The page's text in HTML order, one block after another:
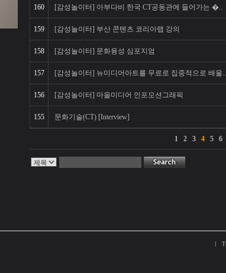
160 [감성놀이터] 아부다비 한국 CT공동관에 들어가는 �..
159 [감성놀이터] 부산 콘텐츠 코리아랩 강의
158 [감성놀이터] 문화융성 심포지엄
157 [감성놀이터] 뉴미디어아트를 무료로 집중적으로 배울..
156 [감성놀이터] 마을미디어 인포모션그래픽
155 문화기술(CT) [Interview]
1 2 3 4 5 6